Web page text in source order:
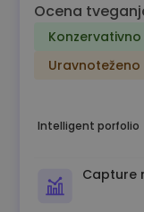
Ocena
Konzervativno
Uravnoteženo
Intelligent porfolio
Capture